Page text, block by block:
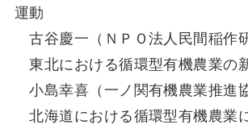
運動
古谷慶一（ＮＰＯ法人民間稲作
東北における循環型有機農業の
小島幸喜（一ノ関有機農業推進
北海道における循環型有機農業